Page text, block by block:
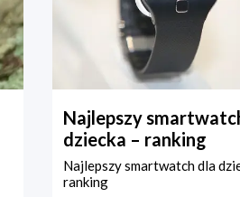
Najlepszy
dziecka – ranking
Najlepszy smartwatch dla
ranking